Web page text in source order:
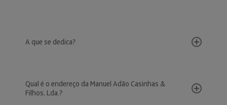
A que se dedica?
Qual é o endereço da Manuel Adão Casinhas &
Filhos, Lda.?